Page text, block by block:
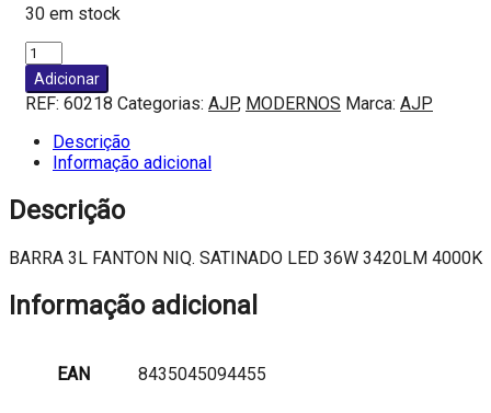
30 em stock
Quantidade
de
BARRA
3L
FANTON
NIQ.
SATINADO
36W
4000K
Adicionar
REF: 60218 Categorias: AJP, MODERNOS Marca: AJP
Descrição
Informação adicional
Descrição
BARRA 3L FANTON NIQ. SATINADO LED 36W 3420LM 4000K
Informação adicional
EAN 8435045094455